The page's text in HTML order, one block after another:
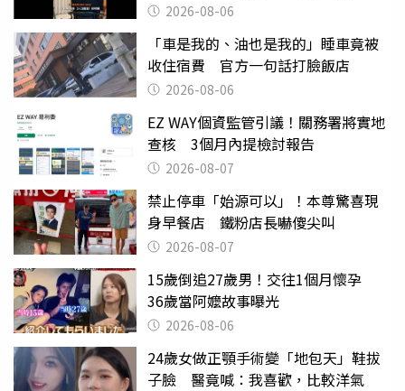
2026-08-06
「車是我的、油也是我的」睡車竟被
收住宿費 官方一句話打臉飯店
2026-08-06
EZ WAY個資監管引議！關務署將實地
查核 3個月內提檢討報告
2026-08-07
禁止停車「始源可以」！本尊驚喜現
身早餐店 鐵粉店長嚇傻尖叫
2026-08-07
15歲倒追27歲男！交往1個月懷孕
36歲當阿嬤故事曝光
2026-08-06
24歲女做正顎手術變「地包天」鞋拔
子臉 醫竟喊：我喜歡，比較洋氣